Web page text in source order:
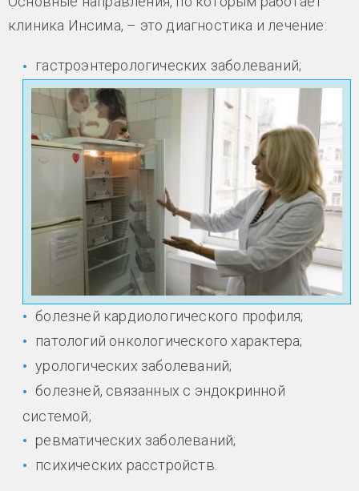
клиника Инсима, – это диагностика и лечение:
гастроэнтерологических заболеваний;
болезней кардиологического профиля;
патологий онкологического характера;
урологических заболеваний;
болезней, связанных с эндокринной
системой;
ревматических заболеваний;
психических расстройств.